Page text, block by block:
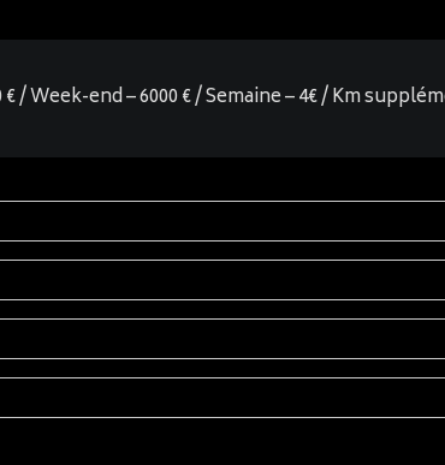
€ / Week-end – 6000 € / Semaine – 4€ / Km